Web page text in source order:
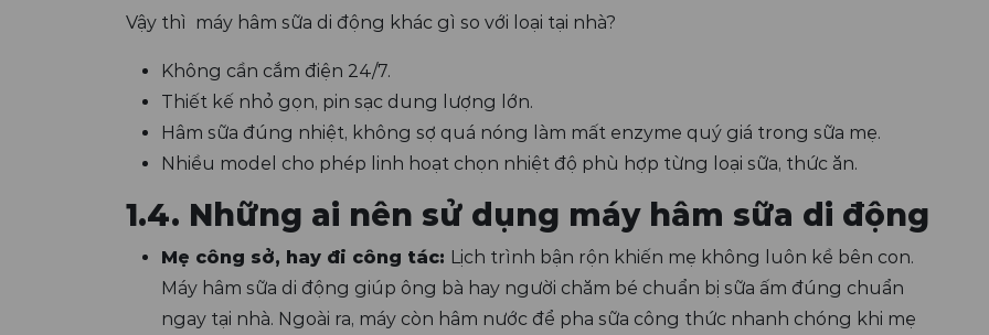
Vậy thì máy hâm sữa di động khác gì so với loại tại nhà?
Không cần cắm điện 24/7.
Thiết kế nhỏ gọn, pin sạc dung lượng lớn.
Hâm sữa đúng nhiệt, không sợ quá nóng làm mất enzyme quý giá trong sữa mẹ.
Nhiều model cho phép linh hoạt chọn nhiệt độ phù hợp từng loại sữa, thức ăn.
1.4. Những ai nên sử dụng máy hâm sữa di động
Mẹ công sở, hay đi công tác: Lịch trình bận rộn khiến mẹ không luôn kề bên con.
Máy hâm sữa di động giúp ông bà hay người chăm bé chuẩn bị sữa ấm đúng chuẩn
ngay tại nhà. Ngoài ra, máy còn hâm nước để pha sữa công thức nhanh chóng khi mẹ